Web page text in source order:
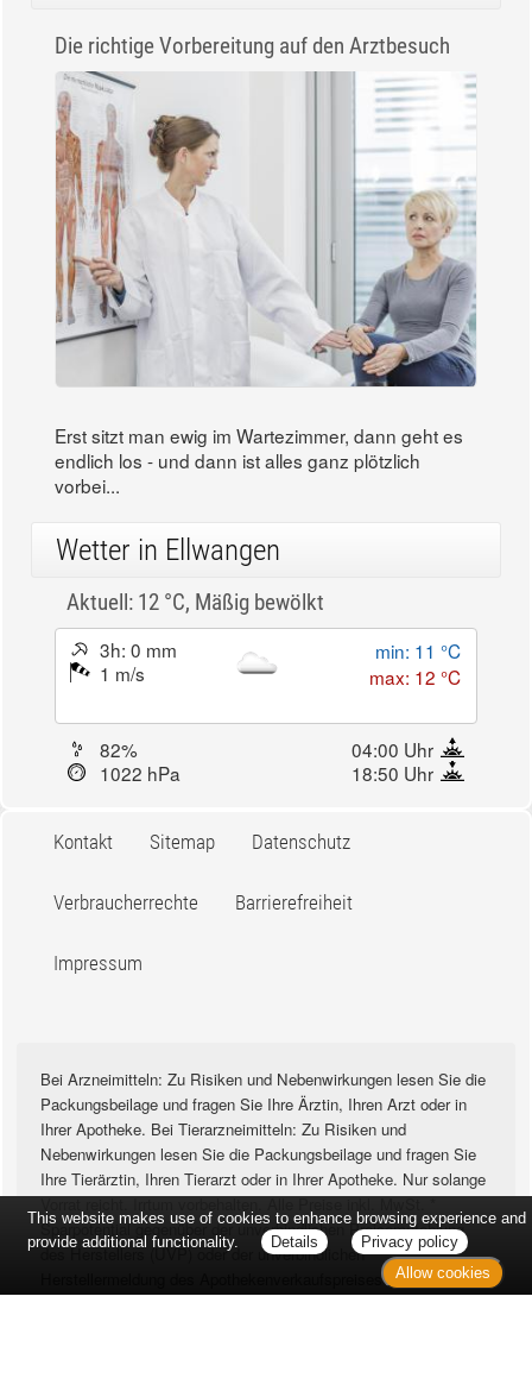
Die richtige Vorbereitung auf den Arztbesuch
Erst sitzt man ewig im Wartezimmer, dann geht es
endlich los - und dann ist alles ganz plötzlich
vorbei...
Wetter in Ellwangen
Aktuell: 12 °C, Mäßig bewölkt
3h: 0 mm
1 m/s
min: 11 °C
max: 12 °C
82%
04:00 Uhr
1022 hPa
18:50 Uhr
Kontakt Sitemap Datenschutz
Verbraucherrechte Barrierefreiheit
Impressum
Bei Arzneimitteln: Zu Risiken und Nebenwirkungen lesen Sie die
Packungsbeilage und fragen Sie Ihre Ärztin, Ihren Arzt oder in
Ihrer Apotheke. Bei Tierarzneimitteln: Zu Risiken und
Nebenwirkungen lesen Sie die Packungsbeilage und fragen Sie
Ihre Tierärztin, Ihren Tierarzt oder in Ihrer Apotheke. Nur solange
Vorrat reicht. Irrtum vorbehalten. Alle Preise inkl. MwSt. *
Sparpotential gegenüber der unverbindlichen Preisempfehlung
des Herstellers (UVP) oder der unverbindlichen
Herstellermeldung des Apothekenverkaufspreises (UAVP) an die
This website makes use of cookies to enhance browsing experience and
provide additional functionality.
Details
Privacy policy
Allow cookies